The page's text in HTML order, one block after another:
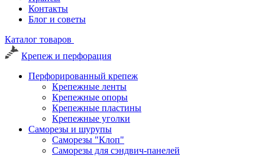
Контакты
Блог и советы
Каталог товаров
Крепеж и перфорация
Перфорированный крепеж
Крепежные ленты
Крепежные опоры
Крепежные пластины
Крепежные уголки
Саморезы и шурупы
Саморезы "Клоп"
Саморезы для сэндвич-панелей